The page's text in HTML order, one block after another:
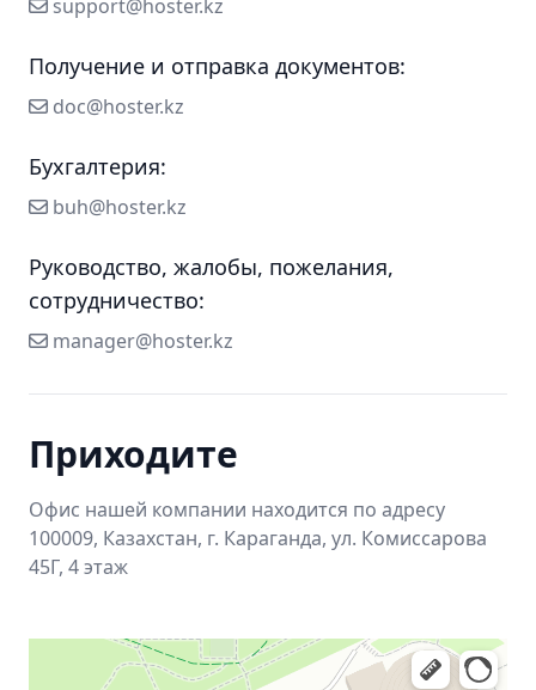
support@hoster.kz
Получение и отправка документов:
doc@hoster.kz
doc@hoster.kz
Бухгалтерия:
buh@hoster.kz
buh@hoster.kz
Руководство, жалобы, пожелания,
сотрудничество:
manager@hoster.kz
manager@hoster.kz
Приходите
Офис нашей компании находится по адресу
100009, Казахстан, г. Караганда, ул. Комиссарова
45Г, 4 этаж